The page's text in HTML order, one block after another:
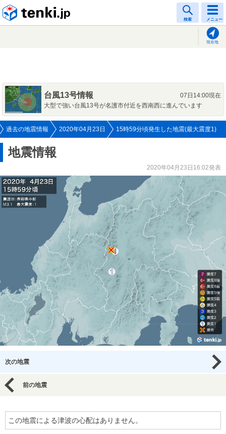
検索 メニュー
現在地
台風13号情報
07日14:00現在
大型で強い台風13号が名護市付近を西南西に進んでいます
過去の地震情報 2020年04月23日 15時59分頃発生した地震(最大震度1)
地震情報
2020年04月23日16:02発表
次の地震
前の地震
この地震による津波の心配はありません。